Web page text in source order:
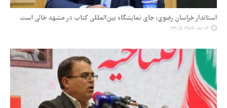
استاندار خراسان رضوی: جای نمایشگاه بین‌المللی کتاب در مشهد خالی است
۱۴۰۴-۰۸-۰۳ ۲۳:۱۸